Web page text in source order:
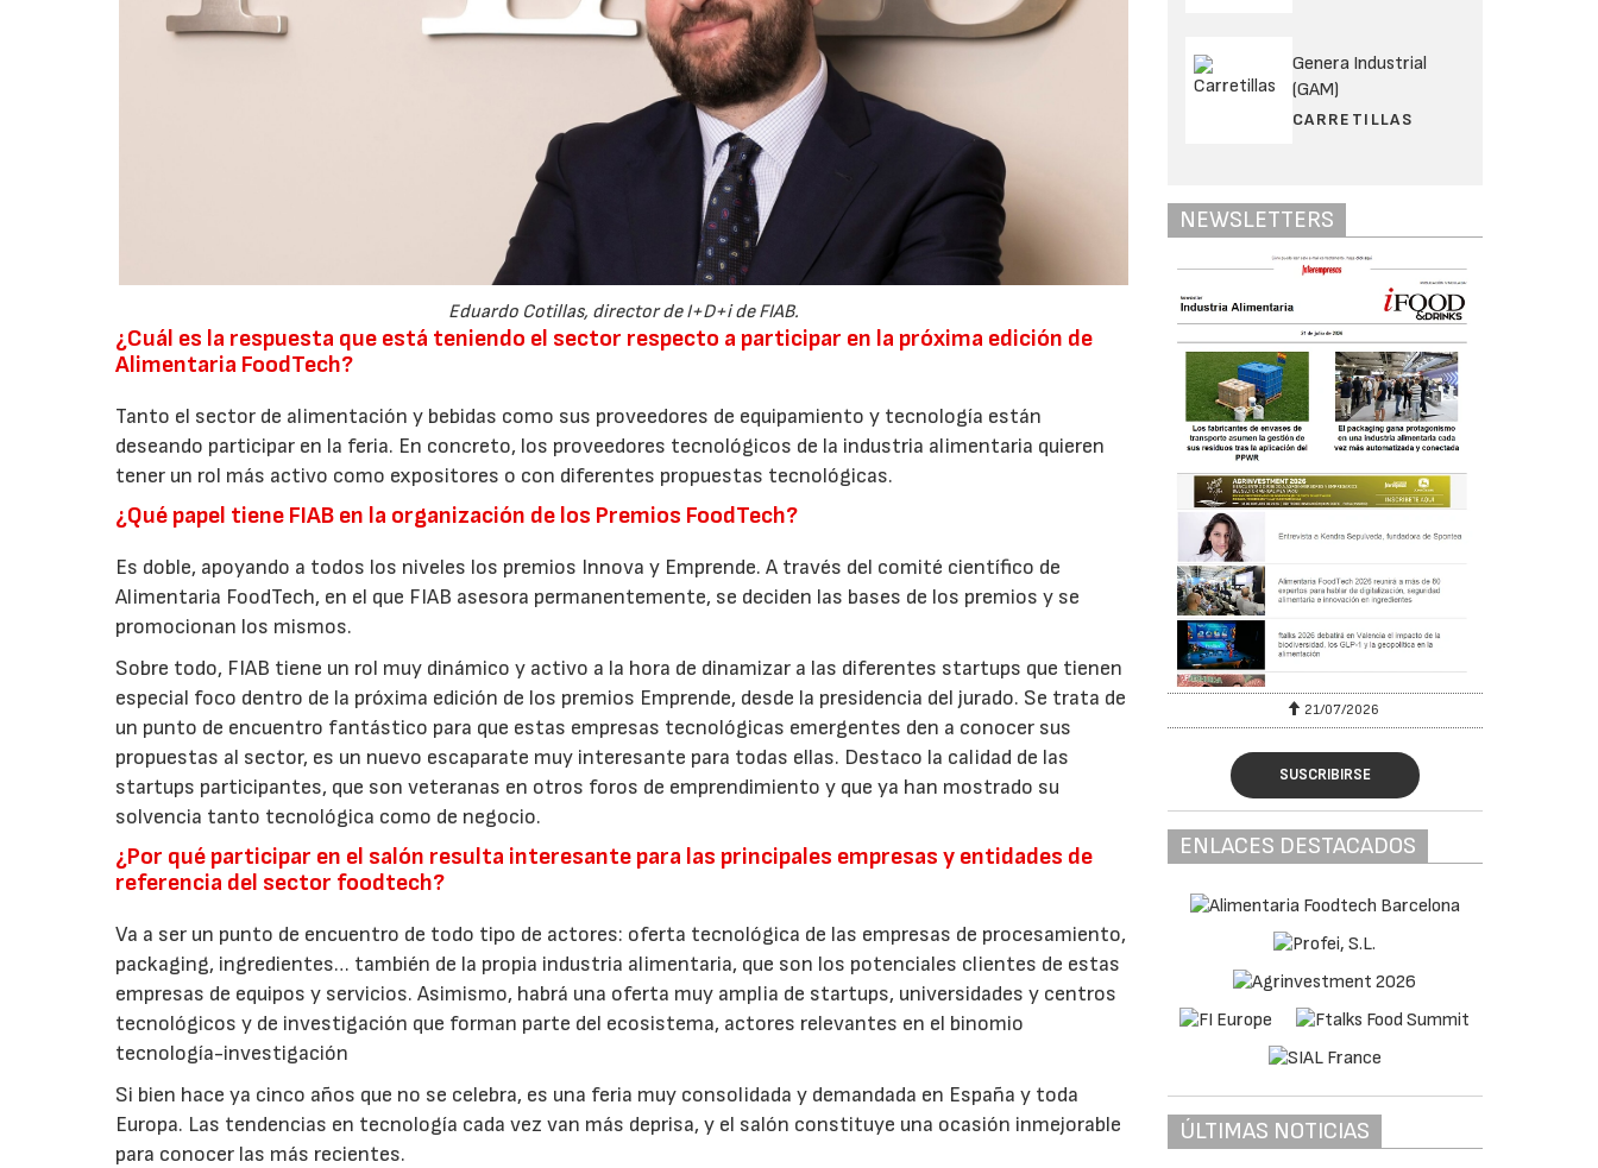
Eduardo Cotillas, director de I+D+i de FIAB.
¿Cuál es la respuesta que está teniendo el sector respecto a participar en la próxima edición de
Alimentaria FoodTech?
Tanto el sector de alimentación y bebidas como sus proveedores de equipamiento y tecnología están
deseando participar en la feria. En concreto, los proveedores tecnológicos de la industria alimentaria quieren
tener un rol más activo como expositores o con diferentes propuestas tecnológicas.
¿Qué papel tiene FIAB en la organización de los Premios FoodTech?
Es doble, apoyando a todos los niveles los premios Innova y Emprende. A través del comité científico de
Alimentaria FoodTech, en el que FIAB asesora permanentemente, se deciden las bases de los premios y se
promocionan los mismos.
Sobre todo, FIAB tiene un rol muy dinámico y activo a la hora de dinamizar a las diferentes startups que tienen
especial foco dentro de la próxima edición de los premios Emprende, desde la presidencia del jurado. Se trata de
un punto de encuentro fantástico para que estas empresas tecnológicas emergentes den a conocer sus
propuestas al sector, es un nuevo escaparate muy interesante para todas ellas. Destaco la calidad de las
startups participantes, que son veteranas en otros foros de emprendimiento y que ya han mostrado su
solvencia tanto tecnológica como de negocio.
¿Por qué participar en el salón resulta interesante para las principales empresas y entidades de
referencia del sector foodtech?
Va a ser un punto de encuentro de todo tipo de actores: oferta tecnológica de las empresas de procesamiento,
packaging, ingredientes… también de la propia industria alimentaria, que son los potenciales clientes de estas
empresas de equipos y servicios. Asimismo, habrá una oferta muy amplia de startups, universidades y centros
tecnológicos y de investigación que forman parte del ecosistema, actores relevantes en el binomio
tecnología-investigación
Si bien hace ya cinco años que no se celebra, es una feria muy consolidada y demandada en España y toda
Europa. Las tendencias en tecnología cada vez van más deprisa, y el salón constituye una ocasión inmejorable
para conocer las más recientes.
Genera Industrial
(GAM)
CARRETILLAS
NEWSLETTERS
21/07/2026 28/07/2026 21/07/2026
SUSCRIBIRSE
ENLACES DESTACADOS
ÚLTIMAS NOTICIAS